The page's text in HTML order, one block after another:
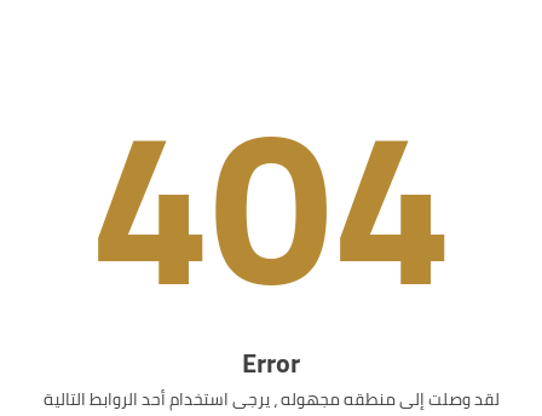
404
Error
لقد وصلت إلى منطقه مجهوله ، يرجى استخدام أحد الروابط التالية